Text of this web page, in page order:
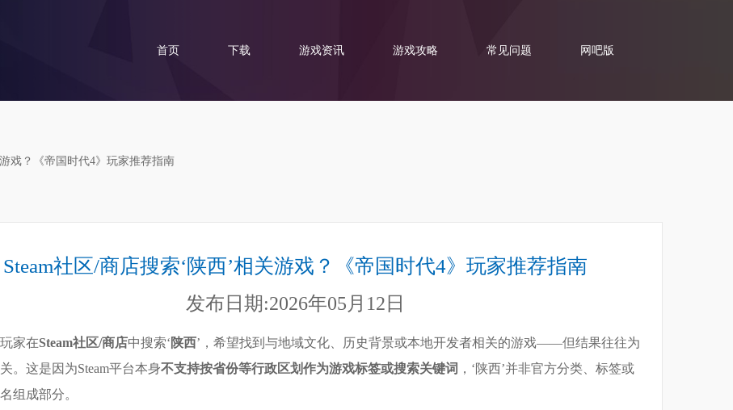
首页 下载 游戏资讯 游戏攻略 常见问题 网吧版
戏？《帝国时代4》玩家推荐指南
Steam社区/商店搜索‘陕西’相关游戏？《帝国时代4》玩家推荐指南
发布日期:2026年05月12日
家在Steam社区/商店中搜索‘陕西’，希望找到与地域文化、历史背景或本地开发者相关的游戏——但结果往往为
。这是因为Steam平台本身不支持按省份等行政区划作为游戏标签或搜索关键词 ，‘陕西’并非官方分类、标签或
组成部分。